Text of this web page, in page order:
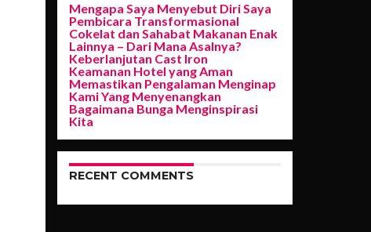
Mengapa Saya Menyebut Diri Saya
Pembicara Transformasional
Cokelat dan Sahabat Makanan Enak
Lainnya – Dari Mana Asalnya?
Keberlanjutan Cast Iron
Keamanan Hotel yang Aman
Memastikan Pengalaman Menginap
Kami Yang Menyenangkan
Bagaimana Bunga Menginspirasi
Kita
RECENT COMMENTS